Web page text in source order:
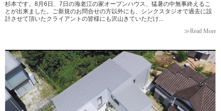
杉本です。8月6日、7日の海老江の家オープンハウス、猛暑の中無事終えるこ
とが出来ました。ご新規のお問合せの方以外にも、シンクスタジオで過去に設
計させて頂いたクライアントの皆様にも沢山きていただけ...
≫Read More